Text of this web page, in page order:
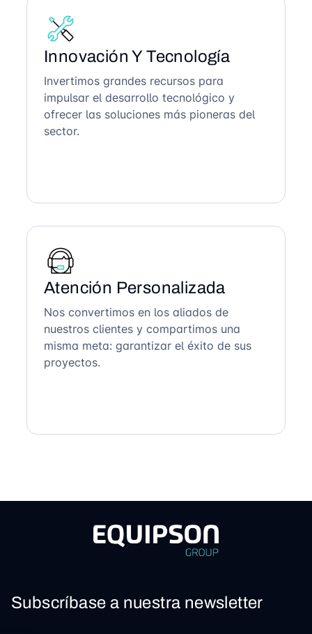
Innovación Y Tecnología
Invertimos grandes recursos para
impulsar el desarrollo tecnológico y
ofrecer las soluciones más pioneras del
sector.
Atención Personalizada
Nos convertimos en los aliados de
nuestros clientes y compartimos una
misma meta: garantizar el éxito de sus
proyectos.
Subscríbase a nuestra newsletter